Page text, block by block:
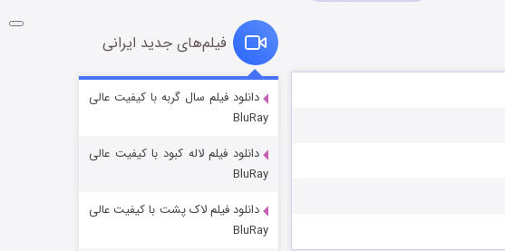
شکست استوارت در نجات جهان
قسمت
فیلم‌های جدید ایرانی
دانلود فیلم سال گربه با کیفیت عالی
BluRay
دانلود فیلم لاله کبود با کیفیت عالی
BluRay
دانلود فیلم لاک پشت با کیفیت عالی
BluRay